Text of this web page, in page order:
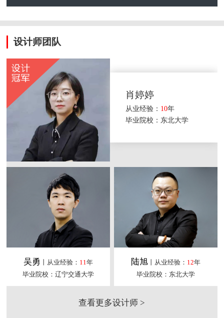
设计师团队
肖婷婷
从业经验： 10年
毕业院校：东北大学
吴勇 丨从业经验： 11年
毕业院校：辽宁交通大学
陆旭丨从业经验： 12年
毕业院校：东北大学
查看更多设计师 >